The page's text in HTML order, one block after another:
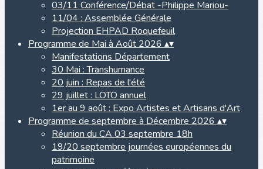
03/11 Conférence/Débat -Philippe Mariou-
11/04 : Assemblée Générale
Projection EHPAD Roquefeuil
Programme de Mai à Août 2026 ▴▾
Manifestations Département
30 Mai : Transhumance
20 juin : Repas de l'été
29 juillet : LOTO annuel
1er au 9 août : Expo Artistes et Artisans d'Art
Programme de septembre à Décembre 2026 ▴▾
Réunion du CA 03 septembre 18h
19/20 septembre journées européennes du
patrimoine